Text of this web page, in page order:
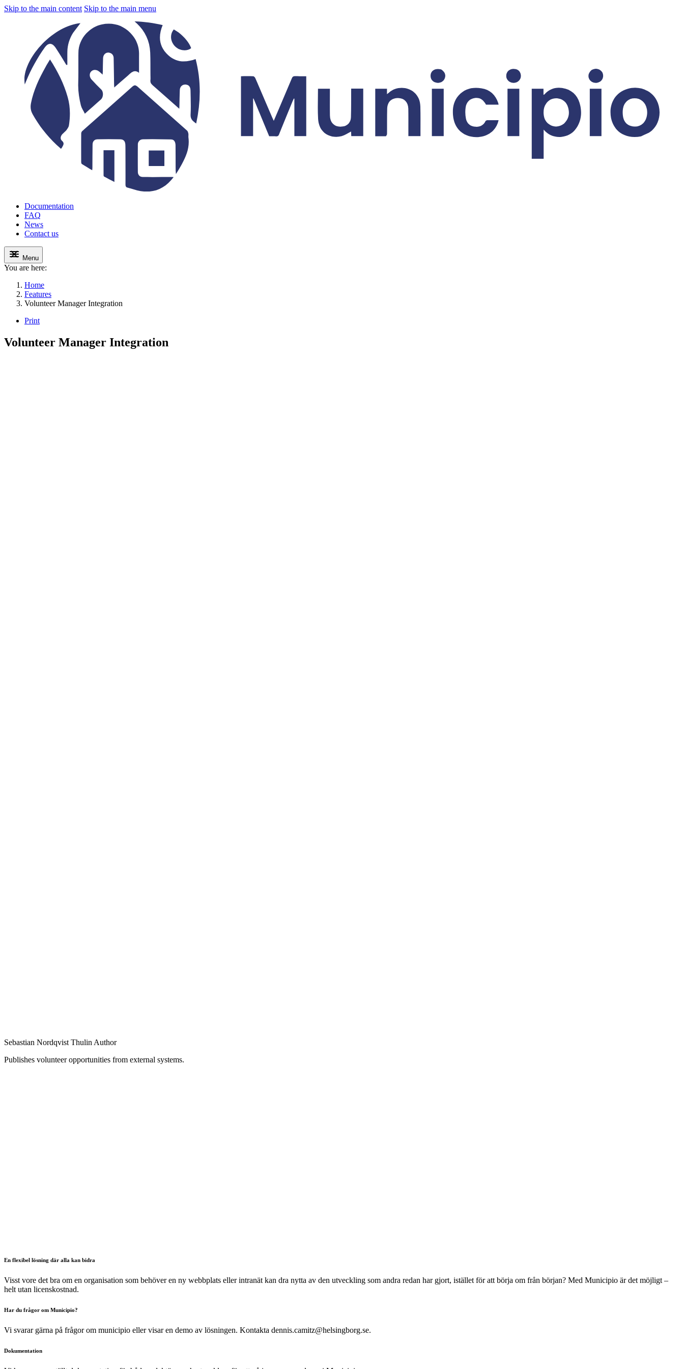
Skip to the main content Skip to the main menu
Documentation
FAQ
News
Contact us
Menu
You are here:
Home
Features
Volunteer Manager Integration
Print
Volunteer Manager Integration
Sebastian Nordqvist Thulin Author
Publishes volunteer opportunities from external systems.
En flexibel lösning där alla kan bidra
Visst vore det bra om en organisation som behöver en ny webbplats eller intranät kan dra nytta av den utveckling som andra redan har gjort, istället för att börja om från början? Med Municipio är det möjligt –
helt utan licenskostnad.
Har du frågor om Municipio?
Vi svarar gärna på frågor om municipio eller visar en demo av lösningen. Kontakta dennis.camitz@helsingborg.se.
Dokumentation